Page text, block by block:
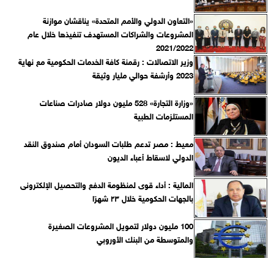
«التعاون الدولي والأمم المتحدة» يناقشان موازنة
المشروعات والشراكات المستهدف تنفيذها خلال عام
2021/2022
وزير الاتصالات : رقمنة كافة الخدمات الحكومية مع نهاية
2023 وأرشفة حوالي مليار وثيقة
«وزارة التجارة» 528 مليون دولار صادرات صناعات
المستلزمات الطبية
معيط : مصر تدعم طلبات السودان أمام صندوق النقد
الدولي لاسقاط أعباء الديون
المالية : أداء قوى لمنظومة الدفع والتحصيل الإلكترونى
بالجهات الحكومية خلال ٢٣ شهرًا
100 مليون دولار لتمويل المشروعات الصغيرة
والمتوسطة من البنك الأوروبي